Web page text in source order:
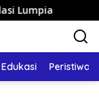
Panduan
Peristiwa